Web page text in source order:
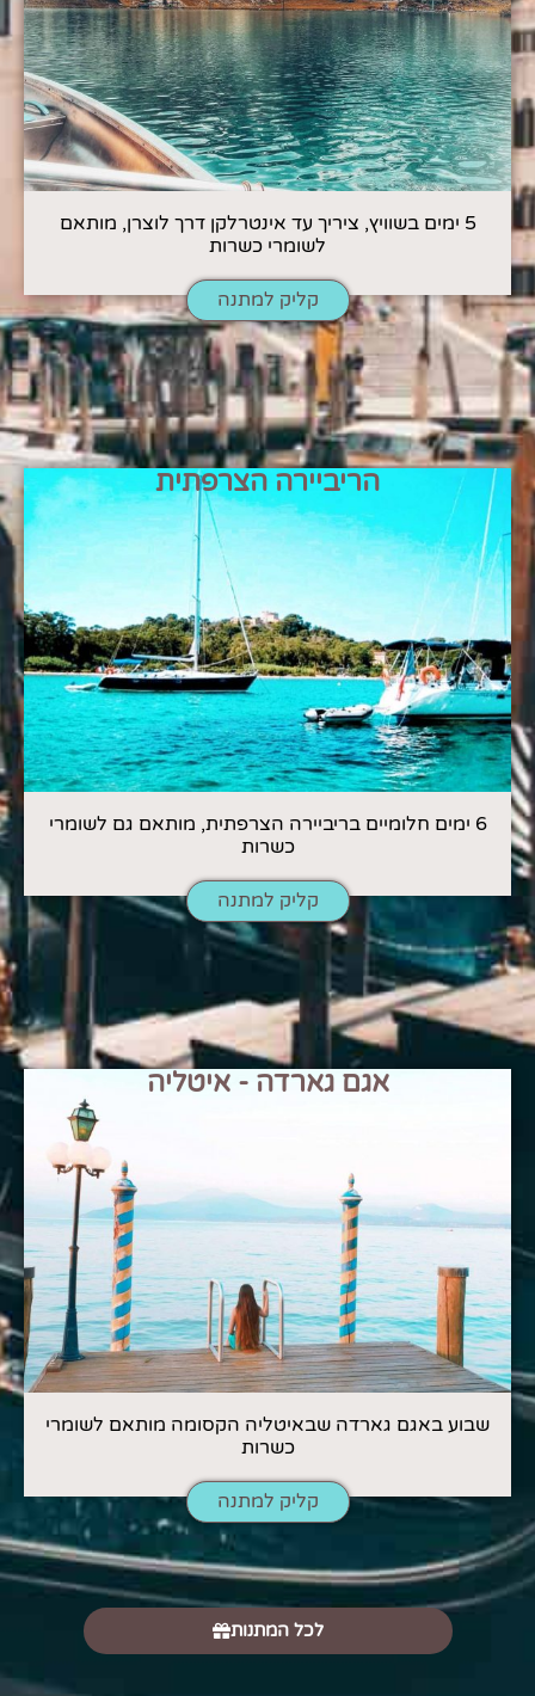
5 ימים בשוויץ, ציריך עד אינטרלקן דרך לוצרן, מותאם
לשומרי כשרות
קליק למתנה
הריביירה הצרפתית
6 ימים חלומיים בריביירה הצרפתית, מותאם גם לשומרי
כשרות
קליק למתנה
אגם גארדה - איטליה
שבוע באגם גארדה שבאיטליה הקסומה מותאם לשומרי
כשרות
קליק למתנה
לכל המתנות